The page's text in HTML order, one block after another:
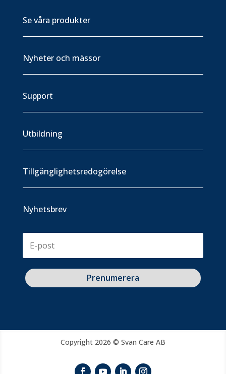
Se våra produkter
Nyheter och mässor
Support
Utbildning
Tillgänglighetsredogörelse
Nyhetsbrev
Prenumerera
Copyright 2026 © Svan Care AB